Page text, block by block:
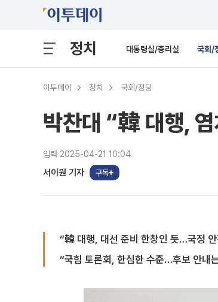
정치 대통령실/총리실 국회/
이투데이 정치 국회/정당
박찬대 “韓 대행,
입력 2025-04-21 10:04
서이원 기자 구독
“韓 대행, 대선 준비 한창인 듯…국정 안
“국힘 토론회, 한심한 수준…후보 안내